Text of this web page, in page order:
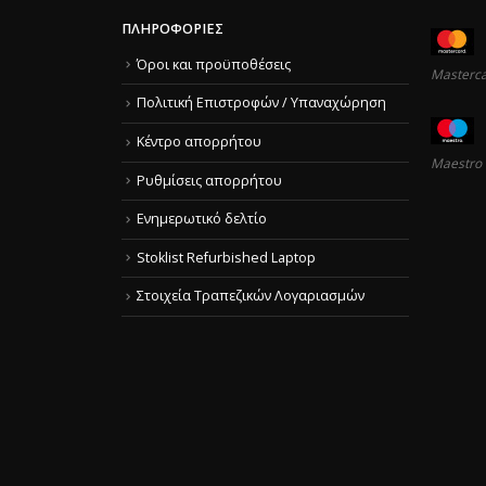
ΠΛΗΡΟΦΟΡΊΕΣ
Όροι και προϋποθέσεις
Πολιτική Επιστροφών / Υπαναχώρηση
Κέντρο απορρήτου
Ρυθμίσεις απορρήτου
Ενημερωτικό δελτίο
Stoklist Refurbished Laptop
Στοιχεία Τραπεζικών Λογαριασμών
Maestro